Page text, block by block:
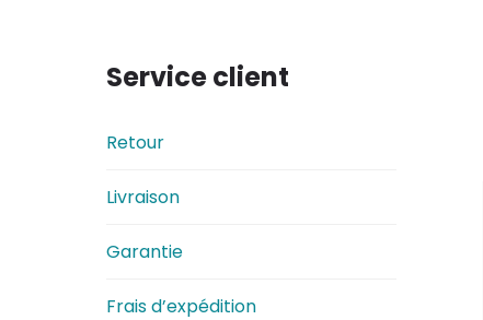
Service client
Retour
Livraison
Garantie
Frais d’expédition